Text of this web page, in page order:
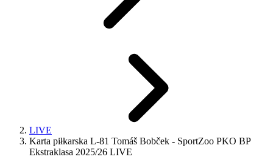
LIVE
Karta piłkarska L-81 Tomáš Bobček - SportZoo PKO BP
Ekstraklasa 2025/26 LIVE